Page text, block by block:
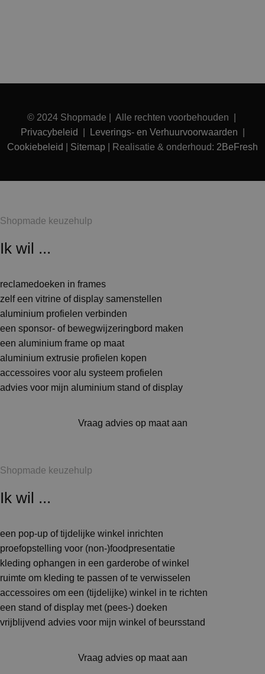
© 2024 Shopmade | Alle rechten voorbehouden |
Privacybeleid
Leverings- en Verhuurvoorwaarden
Cookiebeleid
Sitemap | Realisatie & onderhoud: 2BeFresh
Shopmade keuzehulp
Ik wil ...
reclamedoeken in frames
zelf een vitrine of display samenstellen
aluminium profielen verbinden
een sponsor- of bewegwijzeringbord maken
een aluminium frame op maat
aluminium extrusie profielen kopen
accessoires voor alu systeem profielen
advies voor mijn aluminium stand of display
Vraag advies op maat aan
Shopmade keuzehulp
Ik wil ...
een pop-up of tijdelijke winkel inrichten
proefopstelling voor (non-)foodpresentatie
kleding ophangen in een garderobe of winkel
ruimte om kleding te passen of te verwisselen
accessoires om een (tijdelijke) winkel in te richten
een stand of display met (pees-) doeken
vrijblijvend advies voor mijn winkel of beursstand
Vraag advies op maat aan